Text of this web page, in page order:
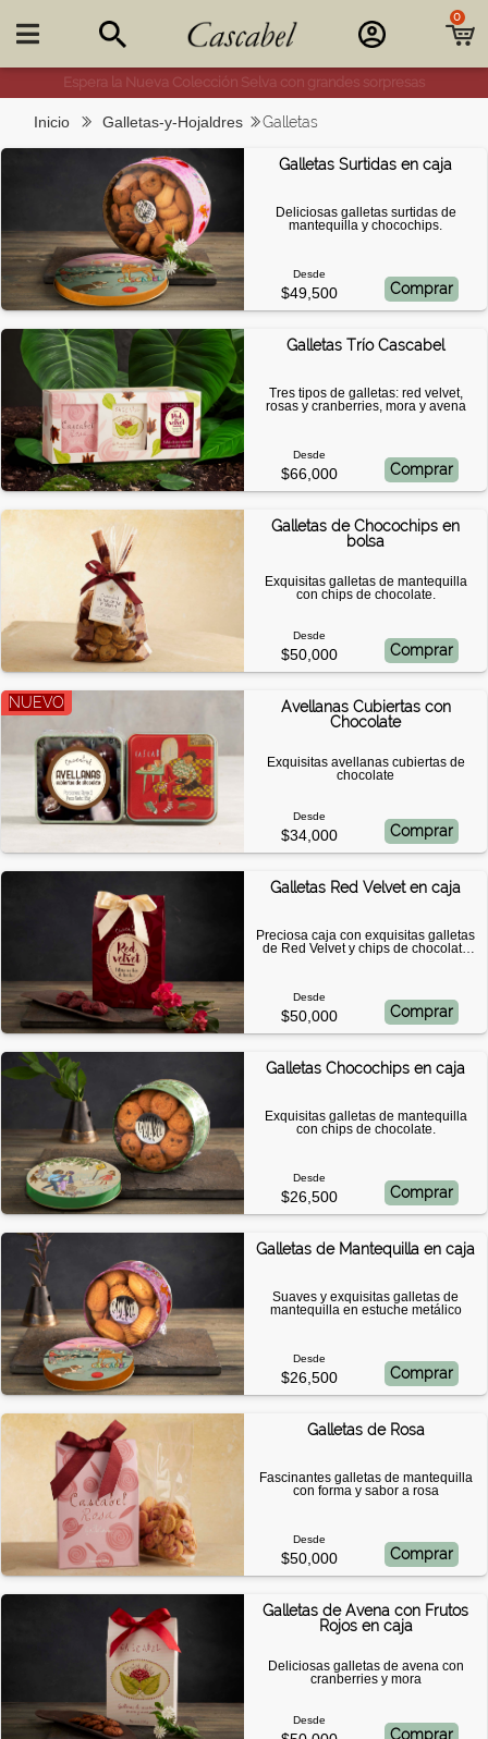

0
25% de descuento en combos de sal y dulce
Inicio Galletas-y-Hojaldres Galletas
Galletas Surtidas en caja
Deliciosas galletas surtidas de
mantequilla y chocochips.
Desde
$49,500 Comprar
Galletas Trío Cascabel
Tres tipos de galletas: red velvet,
rosas y cranberries, mora y avena
Desde
$66,000 Comprar
Galletas de Chocochips en
bolsa
Exquisitas galletas de mantequilla
con chips de chocolate.
Desde
$50,000 Comprar
NUEVO
Avellanas Cubiertas con
Chocolate
Exquisitas avellanas cubiertas de
chocolate
Desde
$34,000 Comprar
Galletas Red Velvet en caja
Preciosa caja con exquisitas galletas
de Red Velvet y chips de chocolate
Desde
$50,000 Comprar
Galletas Chocochips en caja
Exquisitas galletas de mantequilla
con chips de chocolate.
Desde
$26,500 Comprar
Galletas de Mantequilla en caja
Suaves y exquisitas galletas de
mantequilla en estuche metálico
Desde
$26,500 Comprar
Galletas de Rosa
Fascinantes galletas de mantequilla
con forma y sabor a rosa
Desde
$50,000 Comprar
Galletas de Avena con Frutos
Rojos en caja
Deliciosas galletas de avena con
cranberries y mora
Desde
Comprar